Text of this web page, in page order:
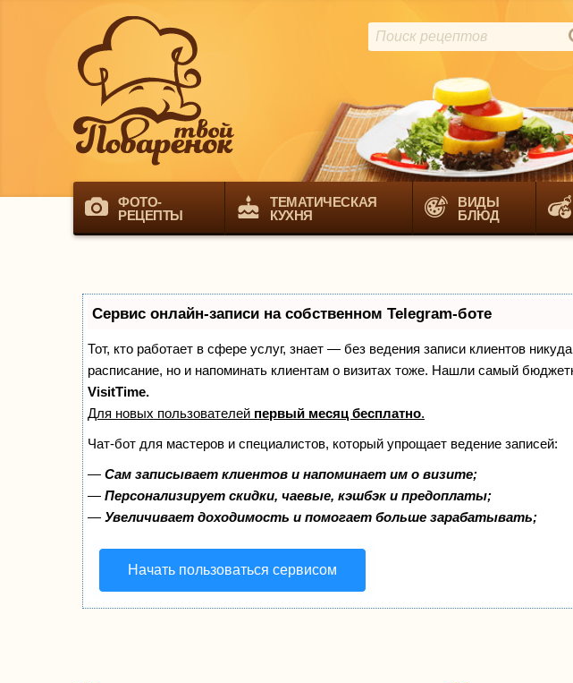
ФОТО-
РЕЦЕПТЫ
ТЕМАТИЧЕСКАЯ
КУХНЯ
ВИДЫ
БЛЮД
Сервис онлайн-записи на собственном Telegram-боте
Тот, кто работает в сфере услуг, знает — без ведения записи клиентов
расписание, но и напоминать клиентам о визитах тоже. Нашли самый
VisitTime.
Для новых пользователей первый месяц бесплатно.
Чат-бот для мастеров и специалистов, который упрощает ведение записей:
— Сам записывает клиентов и напоминает им о визите;
— Персонализирует скидки, чаевые, кэшбэк и предоплаты;
— Увеличивает доходимость и помогает больше зарабатывать;
Начать пользоваться сервисом